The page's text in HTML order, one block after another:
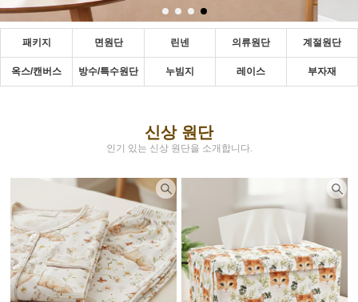
패키지 면원단 린넨 의류원단 계절원단
옥스/캔버스 방수/특수원단 누빔지 레이스 부자재
신상 원단
인기 있는 신상 원단을 소개합니다.